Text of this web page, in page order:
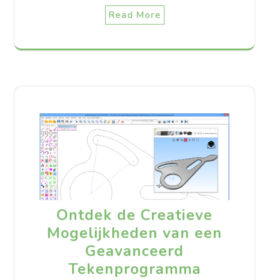
Read More
Ontdek de Creatieve
Mogelijkheden van een
Geavanceerd
Tekenprogramma